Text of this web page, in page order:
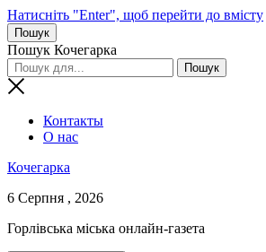
Натисніть "Enter", щоб перейти до вмісту
Пошук
Пошук Кочегарка
Контакты
О нас
Кочегарка
6 Серпня , 2026
Горлівська міська онлайн-газета